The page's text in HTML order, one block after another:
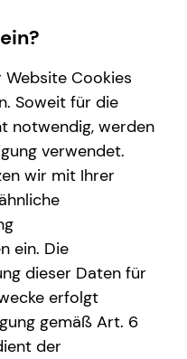
Cookies
Soweit für die
notwendig, werden
verwendet.
wir mit Ihrer
ein. Die
dieser Daten für
erfolgt
gemäß Art. 6
der